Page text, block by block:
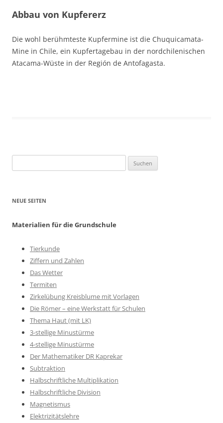
Abbau von Kupfererz
Die wohl berühmteste Kupfermine ist die Chuquicamata-
Mine in Chile, ein Kupfertagebau in der nordchilenischen
Atacama-Wüste in der Región de Antofagasta.
nach:
NEUE SEITEN
Materialien für die Grundschule
Tierkunde
Ziffern und Zahlen
Das Wetter
Termiten
Zirkelübung Kreisblume mit Vorlagen
Die Römer – eine Werkstatt für Schulen
Thema Haut (mit LK)
3-stellige Minustürme
4-stellige Minustürme
Der Mathematiker DR Kaprekar
Subtraktion
Halbschriftliche Multiplikation
Halbschriftliche Division
Magnetismus
Elektrizitätslehre